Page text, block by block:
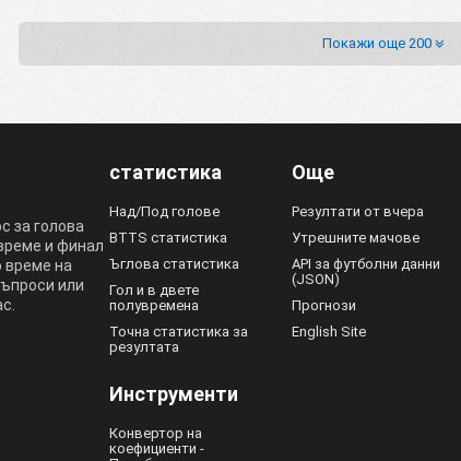
Покажи още 200
за голова
и финал
време на
или
статистика
Над/Под голове
BTTS статистика
Ъглова статистика
Гол и в двете
полувремена
Точна статистика за
резултата
Инструменти
Конвертор на
коефициенти -
Още
Резултати от вчера
Утрешните мачове
API за футболни данни
(JSON)
Прогнози
English Site